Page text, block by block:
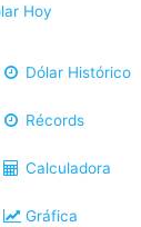
Hoy
Dólar Histórico
Récords
Calculadora
Gráfica